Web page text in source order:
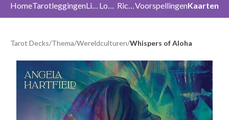
HomeTarotleggingen Liefde Loslaten RichtingVoorspellingenKaarten
Tarot Decks/Thema/Wereldculturen/Whispers of Aloha